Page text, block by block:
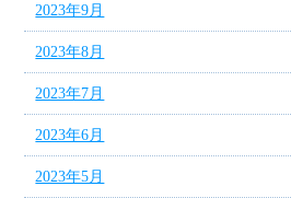
2023年9月
2023年8月
2023年7月
2023年6月
2023年5月